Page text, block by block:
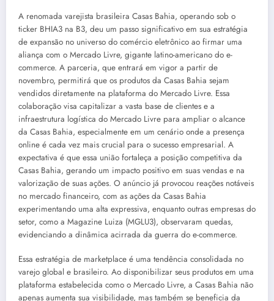
A renomada varejista brasileira Casas Bahia, operando sob o
ticker BHIA3 na B3, deu um passo significativo em sua estratégia
de expansão no universo do comércio eletrônico ao firmar uma
aliança com o Mercado Livre, gigante latino-americano do e-
commerce. A parceria, que entrará em vigor a partir de
novembro, permitirá que os produtos da Casas Bahia sejam
vendidos diretamente na plataforma do Mercado Livre. Essa
colaboração visa capitalizar a vasta base de clientes e a
infraestrutura logística do Mercado Livre para ampliar o alcance
da Casas Bahia, especialmente em um cenário onde a presença
online é cada vez mais crucial para o sucesso empresarial. A
expectativa é que essa união fortaleça a posição competitiva da
Casas Bahia, gerando um impacto positivo em suas vendas e na
valorização de suas ações. O anúncio já provocou reações notáveis
no mercado financeiro, com as ações da Casas Bahia
experimentando uma alta expressiva, enquanto outras empresas do
setor, como a Magazine Luiza (MGLU3), observaram quedas,
evidenciando a dinâmica acirrada da guerra do e-commerce.
Essa estratégia de marketplace é uma tendência consolidada no
varejo global e brasileiro. Ao disponibilizar seus produtos em uma
plataforma estabelecida como o Mercado Livre, a Casas Bahia não
apenas aumenta sua visibilidade, mas também se beneficia da